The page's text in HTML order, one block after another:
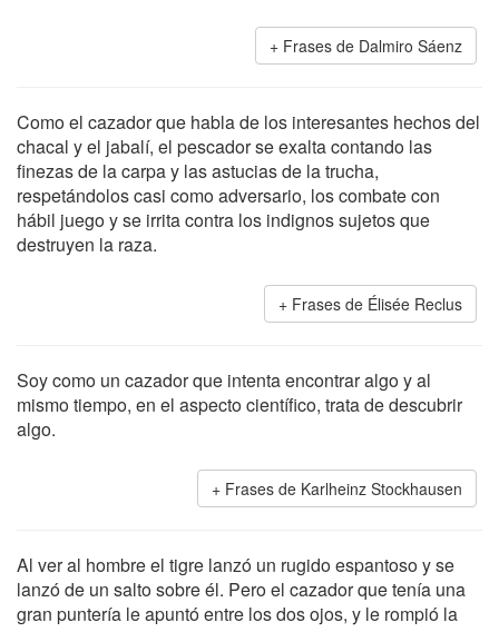
Frases de Dalmiro Sáenz
Como el cazador que habla de los interesantes hechos del
chacal y el jabalí, el pescador se exalta contando las
finezas de la carpa y las astucias de la trucha,
respetándolos casi como adversario, los combate con
hábil juego y se irrita contra los indignos sujetos que
destruyen la raza.
Frases de Élisée Reclus
Soy como un cazador que intenta encontrar algo y al
mismo tiempo, en el aspecto científico, trata de descubrir
algo.
Frases de Karlheinz Stockhausen
Al ver al hombre el tigre lanzó un rugido espantoso y se
lanzó de un salto sobre él. Pero el cazador que tenía una
gran puntería le apuntó entre los dos ojos, y le rompió la